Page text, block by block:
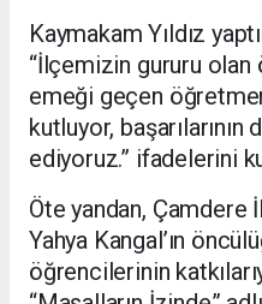
Kaymakam Yıldız
“İlçemizin gururu
emeği geçen
kutluyor, başarılarının
ediyoruz.” ifadelerini
Öte yandan, Çamdere
Yahya Kangal’ın
öğrencilerinin